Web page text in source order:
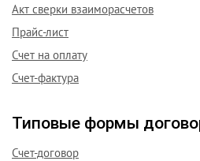
Акт сверки взаиморасчетов
Прайс-лист
Счет на оплату
Счет-фактура
Типовые формы
Счет-договор